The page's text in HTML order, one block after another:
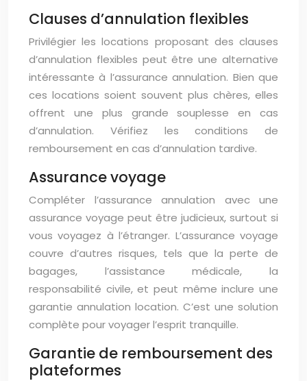
Clauses d’annulation flexibles
Privilégier les locations proposant des clauses
d’annulation flexibles peut être une alternative
intéressante à l’assurance annulation. Bien que
ces locations soient souvent plus chères, elles
offrent une plus grande souplesse en cas
d’annulation. Vérifiez les conditions de
remboursement en cas d’annulation tardive.
Assurance voyage
Compléter l’assurance annulation avec une
assurance voyage peut être judicieux, surtout si
vous voyagez à l’étranger. L’assurance voyage
couvre d’autres risques, tels que la perte de
bagages, l’assistance médicale, la
responsabilité civile, et peut même inclure une
garantie annulation location. C’est une solution
complète pour voyager l’esprit tranquille.
Garantie de remboursement des
plateformes